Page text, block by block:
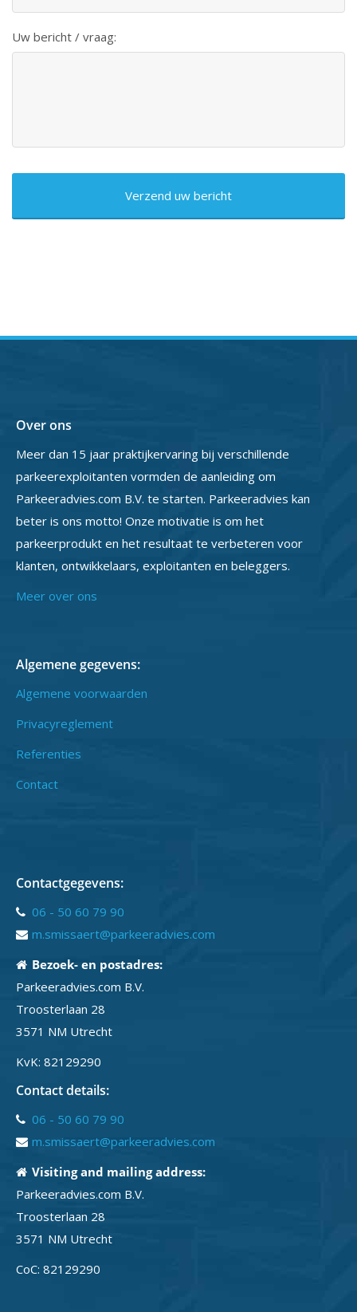
Uw bericht / vraag:
Over ons
Meer dan 15 jaar praktijkervaring bij verschillende
parkeerexploitanten vormden de aanleiding om
Parkeeradvies.com B.V. te starten. Parkeeradvies kan
beter is ons motto! Onze motivatie is om het
parkeerprodukt en het resultaat te verbeteren voor
klanten, ontwikkelaars, exploitanten en beleggers.
Meer over ons
Algemene gegevens:
Algemene voorwaarden
Privacyreglement
Referenties
Contact
Contactgegevens:
06 - 50 60 79 90
m.smissaert@parkeeradvies.com
Bezoek- en postadres:
Parkeeradvies.com B.V.
Troosterlaan 28
3571 NM Utrecht
KvK: 82129290
Contact details:
06 - 50 60 79 90
m.smissaert@parkeeradvies.com
Visiting and mailing address:
Parkeeradvies.com B.V.
Troosterlaan 28
3571 NM Utrecht
CoC: 82129290